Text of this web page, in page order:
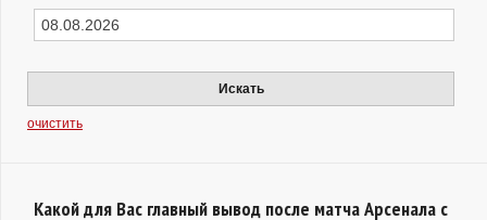
Искать
очистить
Какой для Вас главный вывод после матча Арсенала с